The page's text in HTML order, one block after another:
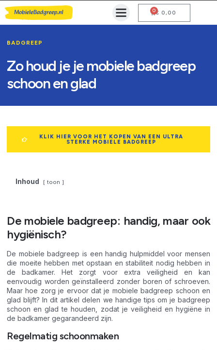
€ 0,00
0
BADGREEP
Zo houd je je mobiele badgreep
schoon en glad
KLIK HIER VOOR HET KOPEN VAN EEN ULTRA
STERKE MOBIELE BADGREEP
Inhoud toon
De mobiele badgreep: handig, maar ook
hygiënisch?
De mobiele badgreep is een handig hulpmiddel voor mensen
die moeite hebben met opstaan en stabiliteit nodig hebben in
de badkamer. Het zorgt voor extra veiligheid en kan
eenvoudig worden geïnstalleerd zonder boren of schroeven.
Maar hoe zorg je ervoor dat je mobiele badgreep schoon en
glad blijft? In dit artikel delen we handige tips om je badgreep
schoon en glad te houden, zodat je veiligheid en hygiëne in
de badkamer gegarandeerd zijn.
Regelmatig schoonmaken